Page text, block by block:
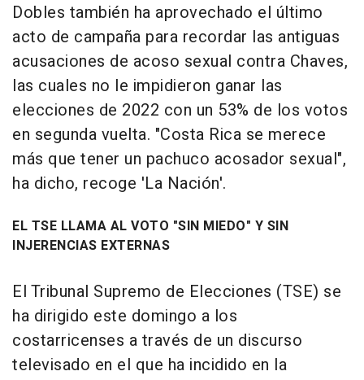
Dobles también ha aprovechado el último
acto de campaña para recordar las antiguas
acusaciones de acoso sexual contra Chaves,
las cuales no le impidieron ganar las
elecciones de 2022 con un 53% de los votos
en segunda vuelta. "Costa Rica se merece
más que tener un pachuco acosador sexual",
ha dicho, recoge 'La Nación'.
EL TSE LLAMA AL VOTO "SIN MIEDO" Y SIN
INJERENCIAS EXTERNAS
El Tribunal Supremo de Elecciones (TSE) se
ha dirigido este domingo a los
costarricenses a través de un discurso
televisado en el que ha incidido en la